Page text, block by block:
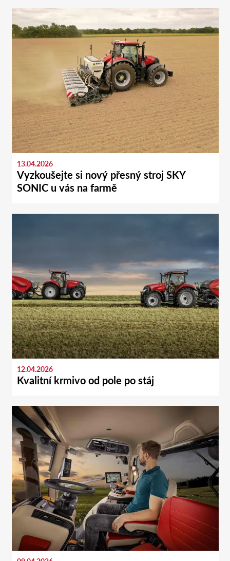
13.04.2026
Vyzkoušejte si nový přesný stroj SKY
SONIC u vás na farmě
12.04.2026
Kvalitní krmivo od pole po stáj